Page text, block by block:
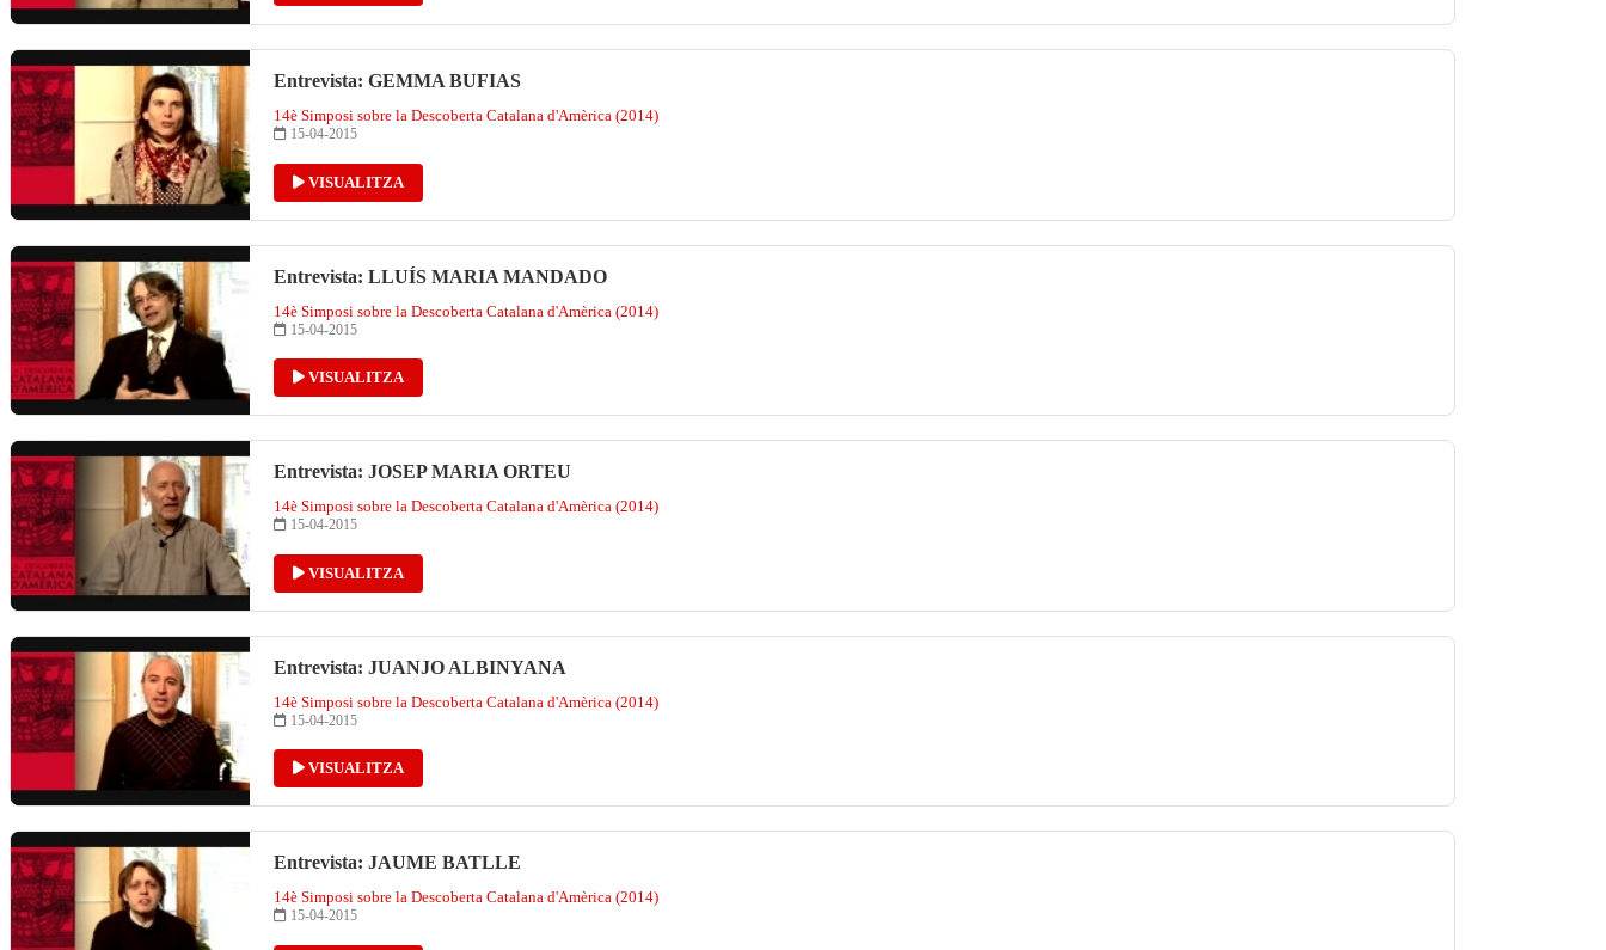
Entrevista: GEMMA BUFIAS
14è Simposi sobre la Descoberta Catalana d'Amèrica (2014)
15-04-2015
VISUALITZA
Entrevista: LLUÍS MARIA MANDADO
14è Simposi sobre la Descoberta Catalana d'Amèrica (2014)
15-04-2015
VISUALITZA
Entrevista: JOSEP MARIA ORTEU
14è Simposi sobre la Descoberta Catalana d'Amèrica (2014)
15-04-2015
VISUALITZA
Entrevista: JUANJO ALBINYANA
14è Simposi sobre la Descoberta Catalana d'Amèrica (2014)
15-04-2015
VISUALITZA
Entrevista: JAUME BATLLE
14è Simposi sobre la Descoberta Catalana d'Amèrica (2014)
15-04-2015